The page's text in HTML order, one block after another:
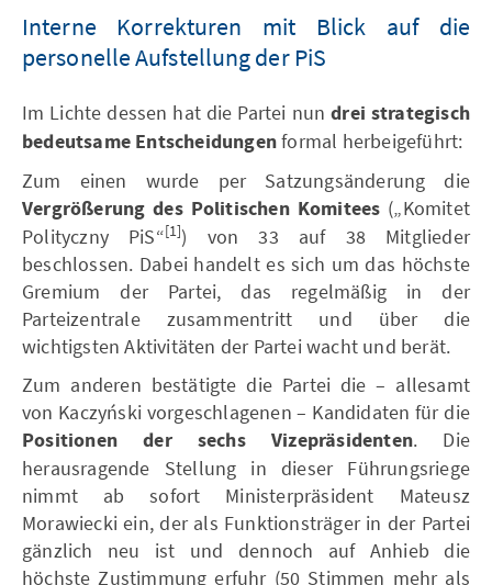
Interne Korrekturen mit Blick auf die
personelle Aufstellung der PiS
Im Lichte dessen hat die Partei nundrei strategisch
bedeutsame Entscheidungenformal herbeigeführt:
Zum einen wurde per Satzungsänderung die
Vergrößerung des Politischen Komitees („Komitet
Polityczny PiS“[1]) von 33 auf 38 Mitglieder
beschlossen. Dabei handelt es sich um das höchste
Gremium der Partei, das regelmäßig in der
Parteizentrale zusammentritt und über die
wichtigsten Aktivitäten der Partei wacht und berät.
Zum anderen bestätigte die Partei die – allesamt
von Kaczyński vorgeschlagenen – Kandidaten für die
Positionen der sechs Vizepräsidenten. Die
herausragende Stellung in dieser Führungsriege
nimmt ab sofort Ministerpräsident Mateusz
Morawiecki ein, der als Funktionsträger in der Partei
gänzlich neu ist und dennoch auf Anhieb die
höchste Zustimmung erfuhr (50 Stimmen mehr als